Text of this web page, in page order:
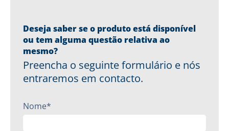
Deseja saber se o produto está disponível
ou tem alguma questão relativa ao
mesmo?
Preencha o seguinte formulário e nós
entraremos em contacto.
Nome*